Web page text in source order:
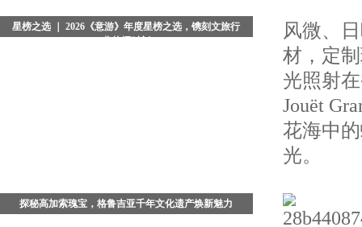
星榜之选 ｜ 2026《意游》年度星榜之选，镌刻文旅行
探秘高加索瑰宝，格鲁吉亚千年文化遗产焕新魅力
风微、
材，定
光照射
Jouët
花海中
光。